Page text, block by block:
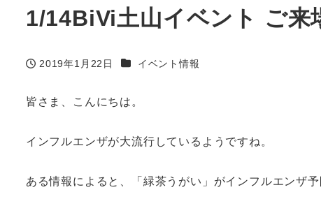
1/14BiVi土山イベント ご来
投稿日
2019年1月22日 カテゴリー
イベント情報
皆さま、こんにちは。
インフルエンザが大流行しているようですね。
ある情報によると、「緑茶うがい」がインフルエンザ